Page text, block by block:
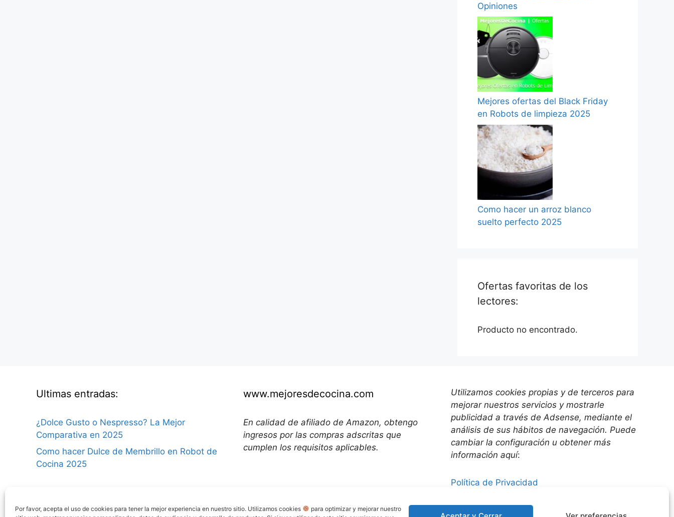
Por favor, acepta el uso de cookies para tener la mejor experiencia en nuestro sitio. Utilizamos cookies
para optimizar y mejorar nuestro
Opiniones
Mejores ofertas del Black Friday
en Robots de limpieza 2025
Como hacer un arroz blanco
suelto perfecto 2025
Ofertas favoritas de los
lectores:
Producto no encontrado.
Ultimas entradas:
¿Dolce Gusto o Nespresso? La Mejor
Comparativa en 2025
Como hacer Dulce de Membrillo en Robot de
Cocina 2025
www.mejoresdecocina.com
En calidad de afiliado de Amazon, obtengo
ingresos por las compras adscritas que
cumplen los requisitos aplicables.
Utilizamos cookies propias y de terceros para
mejorar nuestros servicios y mostrarle
publicidad a través de Adsense, mediante el
análisis de sus hábitos de navegación. Puede
cambiar la configuración u obtener más
información aquí:
Política de Privacidad